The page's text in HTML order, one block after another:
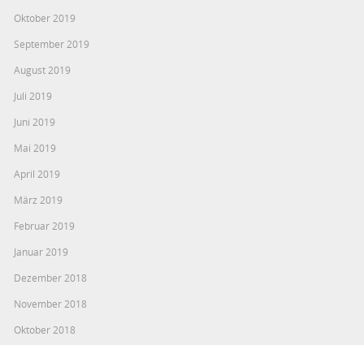
Oktober 2019
September 2019
August 2019
Juli 2019
Juni 2019
Mai 2019
April 2019
März 2019
Februar 2019
Januar 2019
Dezember 2018
November 2018
Oktober 2018